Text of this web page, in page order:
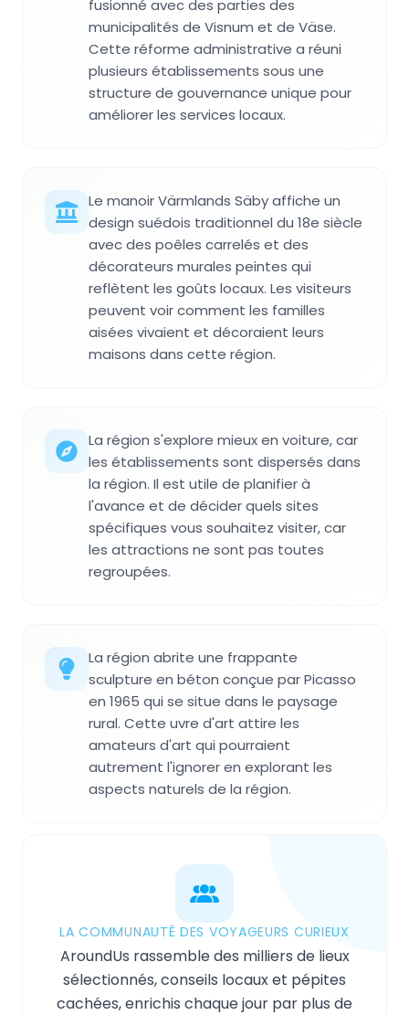
fusionné avec des parties des
municipalités de Visnum et de Väse.
Cette réforme administrative a réuni
plusieurs établissements sous une
structure de gouvernance unique pour
améliorer les services locaux.
Le manoir Värmlands Säby affiche un
design suédois traditionnel du 18e siècle
avec des poêles carrelés et des
décorateurs murales peintes qui
reflètent les goûts locaux. Les visiteurs
peuvent voir comment les familles
aisées vivaient et décoraient leurs
maisons dans cette région.
La région s'explore mieux en voiture, car
les établissements sont dispersés dans
la région. Il est utile de planifier à
l'avance et de décider quels sites
spécifiques vous souhaitez visiter, car
les attractions ne sont pas toutes
regroupées.
La région abrite une frappante
sculpture en béton conçue par Picasso
en 1965 qui se situe dans le paysage
rural. Cette uvre d'art attire les
amateurs d'art qui pourraient
autrement l'ignorer en explorant les
aspects naturels de la région.
LA COMMUNAUTÉ DES VOYAGEURS CURIEUX
AroundUs rassemble des milliers de lieux
sélectionnés, conseils locaux et pépites
cachées, enrichis chaque jour par plus de